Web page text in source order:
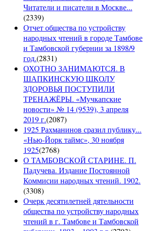
Читатели и писатели в Москве...
(2339)
Отчет общества по устройству
народных чтений в городе Тамбове
и Тамбовской губернии за 1898/9
год.(2831)
ОХОТНО ЗАНИМАЮТСЯ. В
ШАПКИНСКУЮ ШКОЛУ
ЗДОРОВЬЯ ПОСТУПИЛИ
ТРЕНАЖЁРЫ. «Мучкапские
новости» № 14 (9539), 3 апреля
2019 г.(2087)
1925 Рахманинов сразил публику...
«Нью-Йорк таймс», 30 ноября
1925(2768)
О ТАМБОВСКОЙ СТАРИНЕ. П.
Падучева. Издание Постоянной
Коммисии народных чтений. 1902.
(3308)
Очерк десятилетней дятельности
общества по устройству народных
чтений в г. Тамбове и Тамбовской